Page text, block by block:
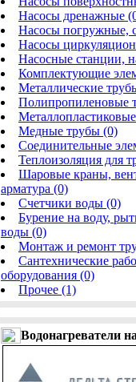
Насосы дренажные
Насосы погружные,
Насосы
Насосные станции,
Комплектующие
Металлические
Полипропиленовые
Медные трубы (0)
Соединительные
Теплоизоляция для
Шаровые краны,
арматура (0)
Счетчики воды (0)
Бурение на воду,
воды (0)
Монтаж и ремонт
Сантехнические
оборудования (0)
Прочее (1)
Водонагреватели